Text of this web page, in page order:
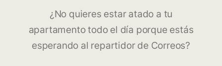
¿No quieres estar atado a tu
apartamento todo el día porque estás
esperando al repartidor de Correos?